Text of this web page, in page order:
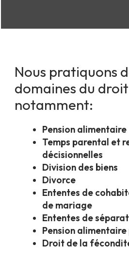
Nous pratiquons
domaines du
notamment:
Pension alimentaire
Temps parental et
décisionnelles
Division des biens
Divorce
Ententes de
de mariage
Ententes de
Pension
Droit de la